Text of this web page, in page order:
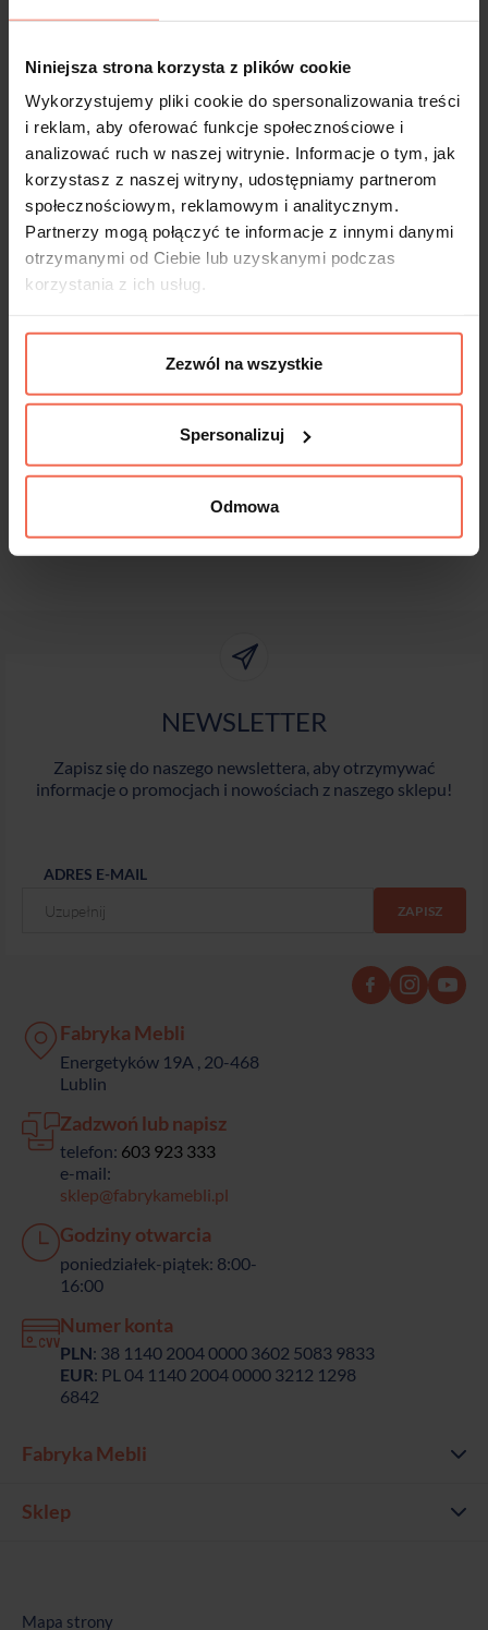
Niniejsza strona korzysta z plików cookie
Wykorzystujemy pliki cookie do spersonalizowania treści
i reklam, aby oferować funkcje społecznościowe i
analizować ruch w naszej witrynie. Informacje o tym, jak
korzystasz z naszej witryny, udostępniamy partnerom
społecznościowym, reklamowym i analitycznym.
Partnerzy mogą połączyć te informacje z innymi danymi
otrzymanymi od Ciebie lub uzyskanymi podczas
korzystania z ich usług.
Zezwól na wszystkie
Spersonalizuj
Odmowa
- +
DODAJ DO KOSZYKA
Próbki są produktem na zamówienie.
Produkty te nie podlegają zwrotom.
Dane techniczne
NEWSLETTER
Zapisz się do naszego newslettera, aby otrzymywać
informacje o promocjach i nowościach z naszego sklepu!
ADRES E-MAIL
Fabryka Mebli
Energetyków 19A , 20-468
Lublin
Zadzwoń lub napisz
telefon: 603 923 333
e-mail:
sklep@fabrykamebli.pl
Godziny otwarcia
poniedziałek-piątek: 8:00-
16:00
Numer konta
PLN: 38 1140 2004 0000 3602 5083 9833
EUR: PL 04 1140 2004 0000 3212 1298
6842
Fabryka Mebli
Sklep
Mapa strony